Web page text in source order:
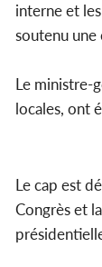
interne et
soutenu
Le ministre-
locales, ont
Le cap est
Congrès et